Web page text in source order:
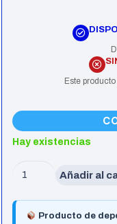
Este
Hay existencias
Water
Asus
Añadir al
Producto de